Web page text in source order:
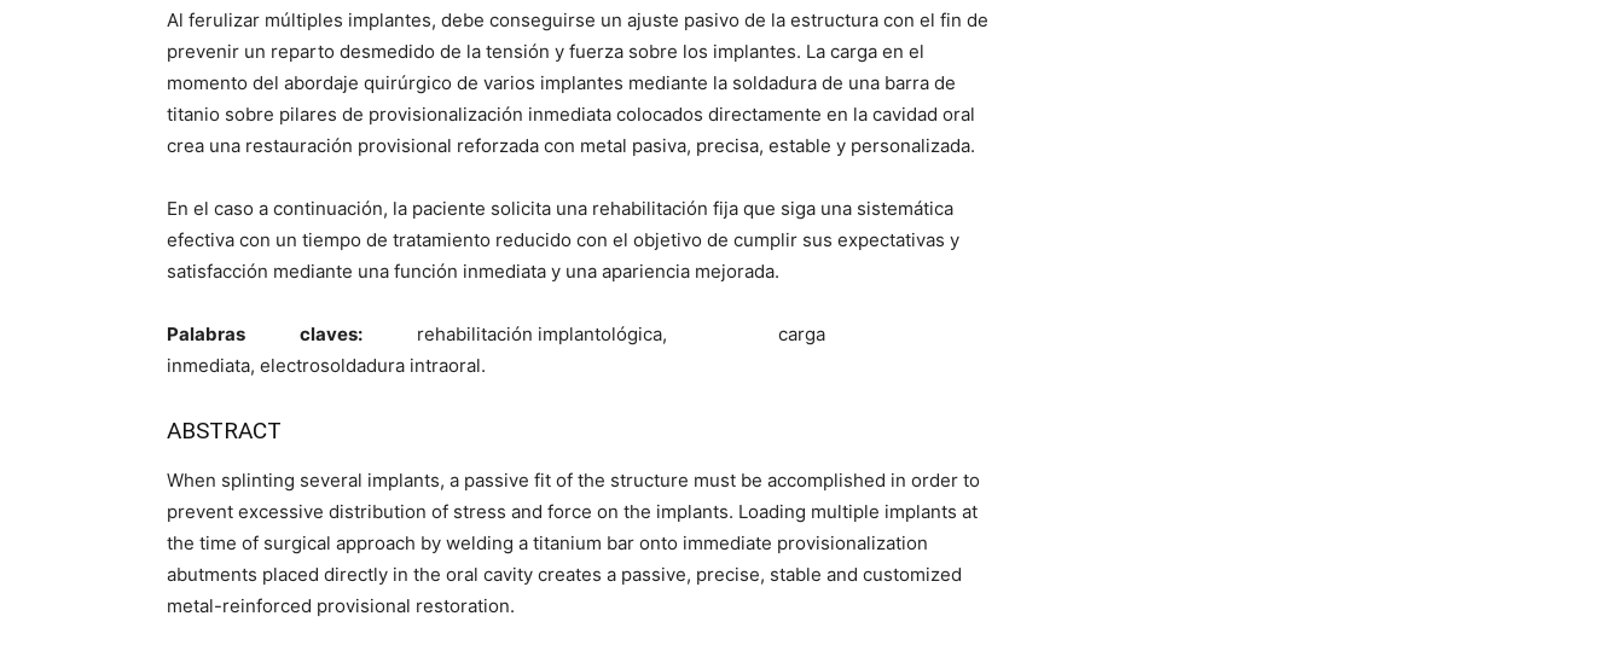
Al ferulizar múltiples implantes, debe conseguirse un ajuste pasivo de la estructura con el fin de
prevenir un reparto desmedido de la tensión y fuerza sobre los implantes. La carga en el
momento del abordaje quirúrgico de varios implantes mediante la soldadura de una barra de
titanio sobre pilares de provisionalización inmediata colocados directamente en la cavidad oral
crea una restauración provisional reforzada con metal pasiva, precisa, estable y personalizada.
En el caso a continuación, la paciente solicita una rehabilitación fija que siga una sistemática
efectiva con un tiempo de tratamiento reducido con el objetivo de cumplir sus expectativas y
satisfacción mediante una función inmediata y una apariencia mejorada.
Palabras claves: rehabilitación implantológica, carga
inmediata, electrosoldadura intraoral.
ABSTRACT
When splinting several implants, a passive fit of the structure must be accomplished in order to
prevent excessive distribution of stress and force on the implants. Loading multiple implants at
the time of surgical approach by welding a titanium bar onto immediate provisionalization
abutments placed directly in the oral cavity creates a passive, precise, stable and customized
metal-reinforced provisional restoration.